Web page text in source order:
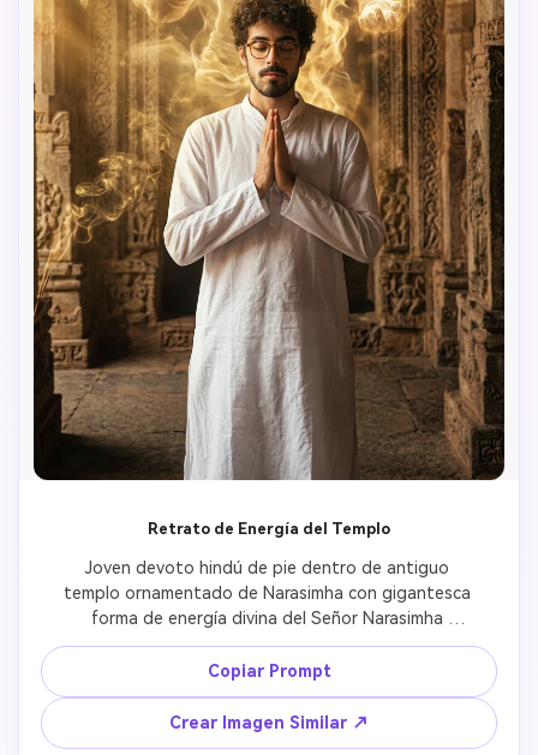
Retrato de Energía del Templo
Joven devoto hindú de pie dentro de antiguo
templo ornamentado de Narasimha con gigantesca
forma de energía divina del Señor Narasimha
manifestándose detrás de él, humo místico dorado
arremolinándose alrededor, iluminación cinemática
iluminando espacio sagrado, arquitectura del templo
detallada con patrones tallados, conexión
devocional emocional visible en postura, presencia
Copiar Prompt
Crear Imagen Similar ↗